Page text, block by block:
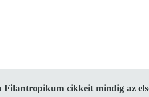
Filantropikum cikkeit mindig az